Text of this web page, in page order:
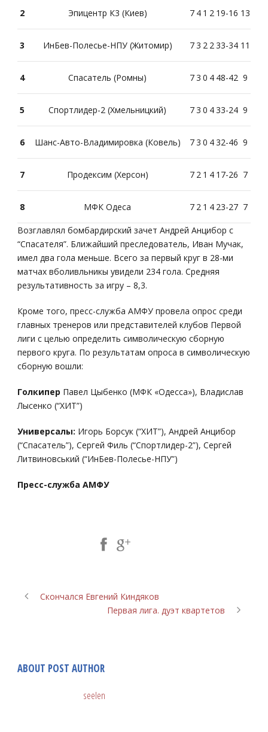
2 Эпицентр К3 (Киев) 7 4 1 2 19-16 13
3 ИнБев-Полесье-НПУ (Житомир) 73 2 233-34 11
4 Спасатель (Ромны) 73 0 4 48-42 9
5 Спортлидер-2 (Хмельницкий) 73 0 433-24 9
6 Шанс-Авто-Владимировка (Ковель) 73 0 432-46 9
7 Продексим (Херсон) 7 2 1 4 17-26 7
8 МФК Одеса 7 2 1 4 23-27 7
Возглавлял бомбардирский зачет Андрей Анцибор с
“Спасателя”. Ближайший преследователь, Иван Мучак,
имел два гола меньше. Всего за первый круг в 28-ми
матчах вболивльникы увидели 234 гола. Средняя
результативность за игру – 8,3.
Кроме того, пресс-служба АМФУ провела опрос среди
главных тренеров или представителей клубов Первой
лиги с целью определить символическую сборную
первого круга. По результатам опроса в символическую
сборную вошли:
Голкипер Павел Цыбенко (МФК «Одесса»), Владислав
Лысенко (“ХИТ”)
Универсалы: Игорь Борсук (“ХИТ”), Андрей Анцибор
(“Спасатель”), Сергей Филь (“Спортлидер-2”), Сергей
Литвиновський (“ИнБев-Полесье-НПУ”)
Пресс-служба АМФУ
Скончался Евгений Киндяков
Первая лига. дуэт квартетов
ABOUT POST AUTHOR
seelen